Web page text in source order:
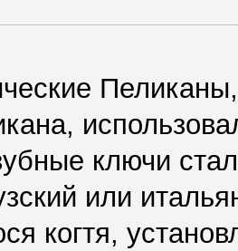
ключи
или
когтя,